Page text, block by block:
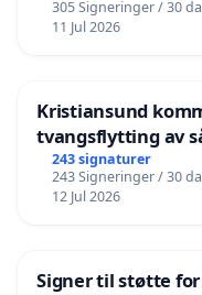
305 Signeringer / 30
11 Jul 2026
Kristiansund
tvangsflytting av
243 signaturer
243 Signeringer / 30
12 Jul 2026
Signer til støtte